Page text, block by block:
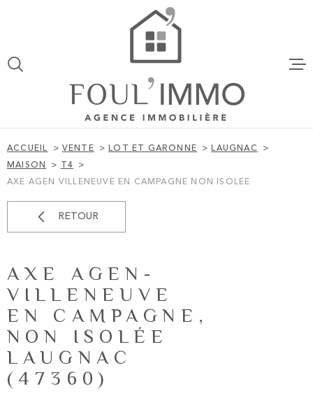
recherche
principal
ACCUEIL
ACCUEIL VENTE LOT ET GARONNE
LAUGNAC
MAISON
T4
AXE AGEN VILLENEUVE EN CAMPAGNE NON ISOLEE
RETOUR
AXE AGEN-
VILLENEUVE
EN CAMPAGNE,
NON ISOLÉE
LAUGNAC
(47360)
VOTRE
TYPE
D'OFFRE
DE
BIEN
TYPE DE BIEN